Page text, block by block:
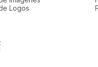
Logos